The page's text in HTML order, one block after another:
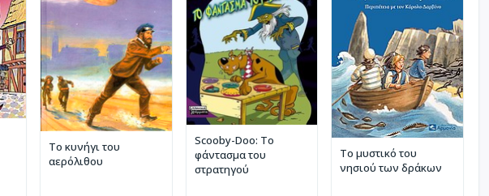
Το κυνήγι του
αερόλιθου
Scooby-Doo: Το
φάντασμα του
στρατηγού
Το μυστικό του
νησιού των δράκων